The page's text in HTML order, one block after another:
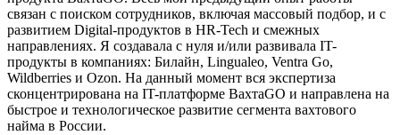
связан с поиском сотрудников, включая массовый подбор, и с
развитием Digital-продуктов в HR-Tech и смежных
направлениях. Я создавала с нуля и/или развивала IT-
продукты в компаниях: Билайн, Lingualeo, Ventra Go,
Wildberries и Ozon. На данный момент вся экспертиза
сконцентрирована на IT-платформе ВахтаGO и направлена на
быстрое и технологическое развитие сегмента вахтового
найма в России.